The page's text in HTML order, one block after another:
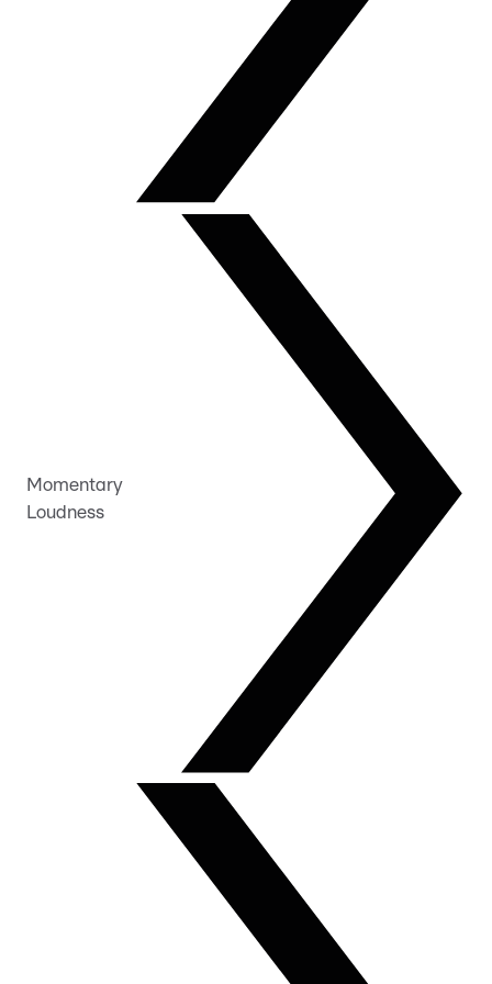
Momentary
Loudness